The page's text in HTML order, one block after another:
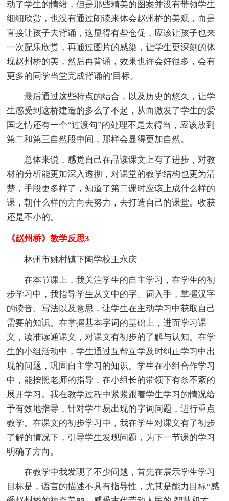
动了学生的情绪，但是那些精美的图案并没有带领学生
细细欣赏，也没有通过朗读来体会赵州桥的美观，而是
直接让孩子去背诵，这显得有些仓促，应该让孩子也来
一次配乐欣赏，再通过图片的感染，让学生更深刻的体
现赵州桥的美，然后再背诵，效果也许会好很多，会有
更多的同学当堂完成背诵的'目标。
最后通过这些特点的结合，以及历史的悠久，让学
生感受到这桥建造的多么了不起，从而激发了学生的爱
国之情还有一个“过渡句”的处理不是太得当，应该放到
第二和第三自然段中间，那样会显得更加自然。
总体来说，感觉自己在品读课文上有了进步，对教
材的分析能更加深入透彻，对课堂的教学结构也更为清
楚，手段更多样了，知道了第二课时应该上成什么样的
课，朝什么样的方向去努力，去打造自己的课堂。收获
还是不小的。
《赵州桥》教学反思3
林州市姚村镇下陶学校王永庆
在本节课上，我关注学生的自主学习，在学生的初
步学习中，我指导学生从文中的字、词入手，掌握汉字
的读音、写法以及意思，让学生在主动学习中获取自己
需要的知识。在掌握基本字词的基础上，进而学习课
文，读准读通课文，对课文有初步的了解与认知。在学
生的小组活动中，学生通过互帮互学及时纠正学习中出
现的问题，巩固自主学习的知识。学生在小组合作学习
中，能按照老师的指导，在小组长的带领下有条不紊的
展开学习。我在教学过程中紧紧跟着学生学习的情况给
予有效地指导，针对学生易出现的字词问题，进行重点
教学。在课文的初步学习中，我在学生对课文有了初步
了解的情况下，引导学生发现问题，为下一节课的学习
明确了方向。
在教学中我发现了不少问题，首先在展示学生学习
目标是，语言的描述不具有指导性，尤其是能力目标“感